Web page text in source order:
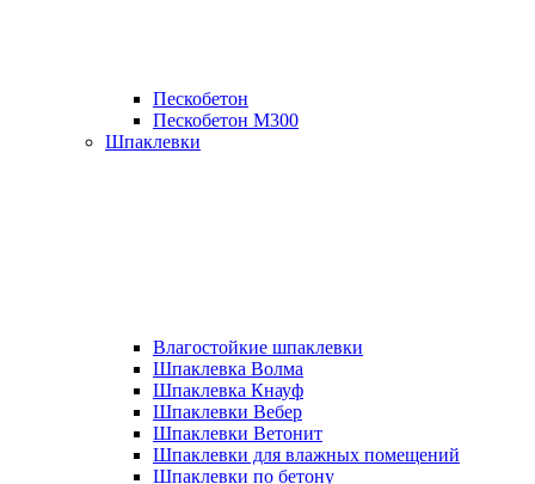
Пескобетон
Пескобетон М300
Шпаклевки
Влагостойкие шпаклевки
Шпаклевка Волма
Шпаклевка Кнауф
Шпаклевки Вебер
Шпаклевки Ветонит
Шпаклевки для влажных помещений
Шпаклевки по бетону